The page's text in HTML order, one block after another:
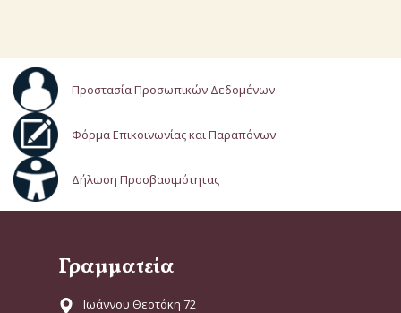
Προστασία Προσωπικών Δεδομένων
Φόρμα Επικοινωνίας και Παραπόνων
Δήλωση Προσβασιμότητας
Γραμματεία
Ιωάννου Θεοτόκη 72